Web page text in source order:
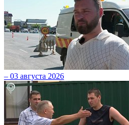
– 03 августа 2026